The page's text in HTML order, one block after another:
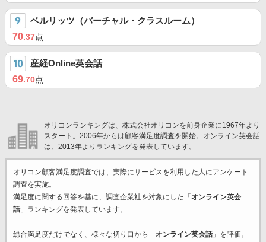
ベルリッツ（バーチャル・クラスルーム）
70.37点
産経Online英会話
69.70点
オリコンランキングは、株式会社オリコンを前身企業に1967年より
スタート。2006年からは顧客満足度調査を開始。オンライン英会話
は、2013年よりランキングを発表しています。
オリコン顧客満足度調査では、実際にサービスを利用した 人にアンケート
調査を実施。
満足度に関する回答を基に、調査企業社を対象にした「 オンライン英会
話」ランキングを発表しています。
総合満足度だけでなく、様々な切り口から「 オンライン英会話」を評価。